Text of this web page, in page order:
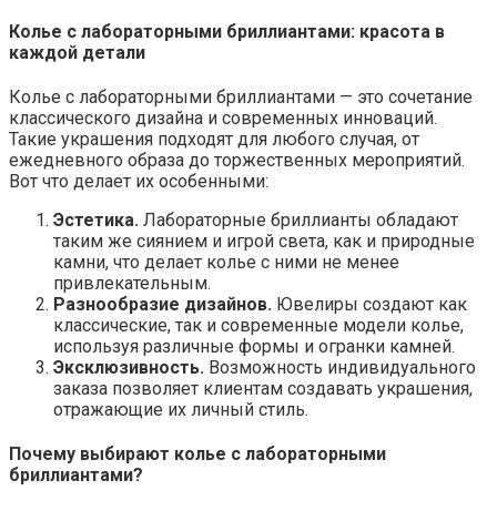
Колье с лабораторными бриллиантами: красота в
каждой детали
Колье с лабораторными бриллиантами — это сочетание
классического дизайна и современных инноваций.
Такие украшения подходят для любого случая, от
ежедневного образа до торжественных мероприятий.
Вот что делает их особенными:
Эстетика. Лабораторные бриллианты обладают
таким же сиянием и игрой света, как и природные
камни, что делает колье с ними не менее
привлекательным.
Разнообразие дизайнов. Ювелиры создают как
классические, так и современные модели колье,
используя различные формы и огранки камней.
Эксклюзивность. Возможность индивидуального
заказа позволяет клиентам создавать украшения,
отражающие их личный стиль.
Почему выбирают колье с лабораторными
бриллиантами?